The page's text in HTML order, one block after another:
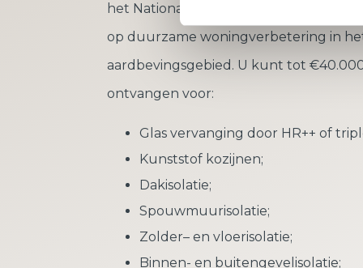
het Nationaal Programma Groningen
op duurzame woningverbetering in
aardbevingsgebied. U kunt tot
ontvangen voor:
Glas vervanging door HR++ of
Kunststof kozijnen;
Dakisolatie;
Spouwmuurisolatie;
Zolder– en vloerisolatie;
Binnen- en buitengevelisolatie;